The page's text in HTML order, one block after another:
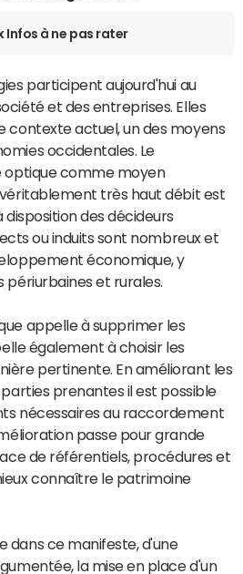
Infos à ne pas rater
participent aujourd'hui au
et des entreprises. Elles
contexte actuel, un des moyens
occidentales. Le
optique comme moyen
très haut débit est
des décideurs
ou induits sont nombreux et
économique, y
périurbaines et rurales.
appelle à supprimer les
également à choisir les
pertinente. En améliorant les
prenantes il est possible
nécessaires au raccordement
passe pour grande
de référentiels, procédures et
connaître le patrimoine
dans ce manifeste, d'une
la mise en place d'un